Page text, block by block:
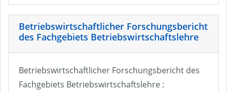
Betriebswirtschaftlicher Forschungsbericht
des Fachgebiets Betriebswirtschaftslehre
Betriebswirtschaftlicher Forschungsbericht des
Fachgebiets Betriebswirtschaftslehre :